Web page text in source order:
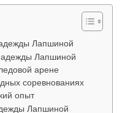
Лапшиной
Лапшиной
арене
соревнованиях
опыт
Лапшиной